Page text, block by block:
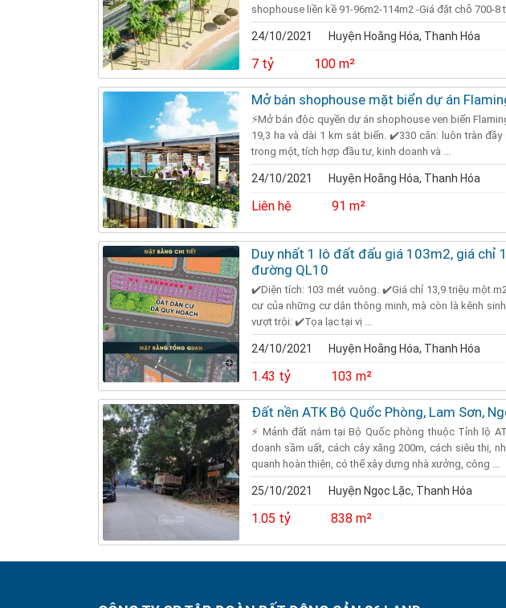
shophouse liền kề 91-96m2-114m2 -Giá đặt chỗ 700-8
24/10/2021 Huyện Hoằng Hóa, Thanh Hóa
7 tỷ 100 m²
Mở bán shophouse mặt biển dự án
⚡Mở bán độc quyền dự án shophouse ven biển
19,3 ha và dài 1 km sát biển. ✔️330 căn: luôn tràn
trong một, tích hợp đầu tư, kinh doanh và ...
24/10/2021 Huyện Hoằng Hóa, Thanh Hóa
Liên hệ 91 m²
Duy nhất 1 lô đất đấu giá 103m2, giá chỉ
đường QL10
✔️Diện tích: 103 mét vuông. ✔️Giá chỉ 13,9 triệu một
cư của những cư dân thông minh, mà còn là kênh
vượt trội: ✔️Tọa lạc tại vị ...
24/10/2021 Huyện Hoằng Hóa, Thanh Hóa
1.43 tỷ 103 m²
Đất nền ATK Bộ Quốc Phòng, Lam Sơn,
⚡ Mảnh đất nằm tại Bộ Quốc phòng thuộc Tỉnh lộ
doanh sầm uất, cách cây xăng 200m, cách siêu thị,
quanh hoàn thiện, có thể xây dựng nhà xưởng, công ...
25/10/2021 Huyện Ngọc Lặc, Thanh Hóa
1.05 tỷ 838 m²